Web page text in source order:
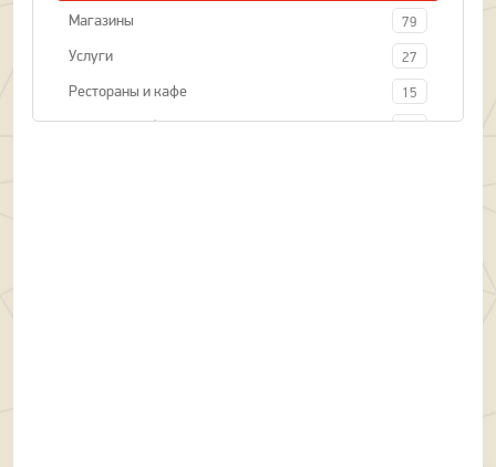
Магазины 79
Услуги 27
Рестораны и кафе 15
Оранжевый базар